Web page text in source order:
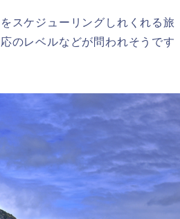
スケジューリングしれくれる旅
のレベルなどが問われそうです